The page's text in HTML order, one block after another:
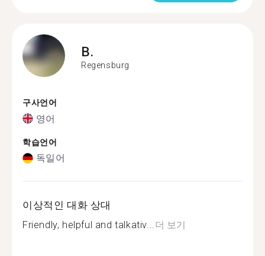
B.
Regensburg
구사언어
영어
학습언어
독일어
이상적인 대화 상대
Friendly, helpful and talkativ...더 보기